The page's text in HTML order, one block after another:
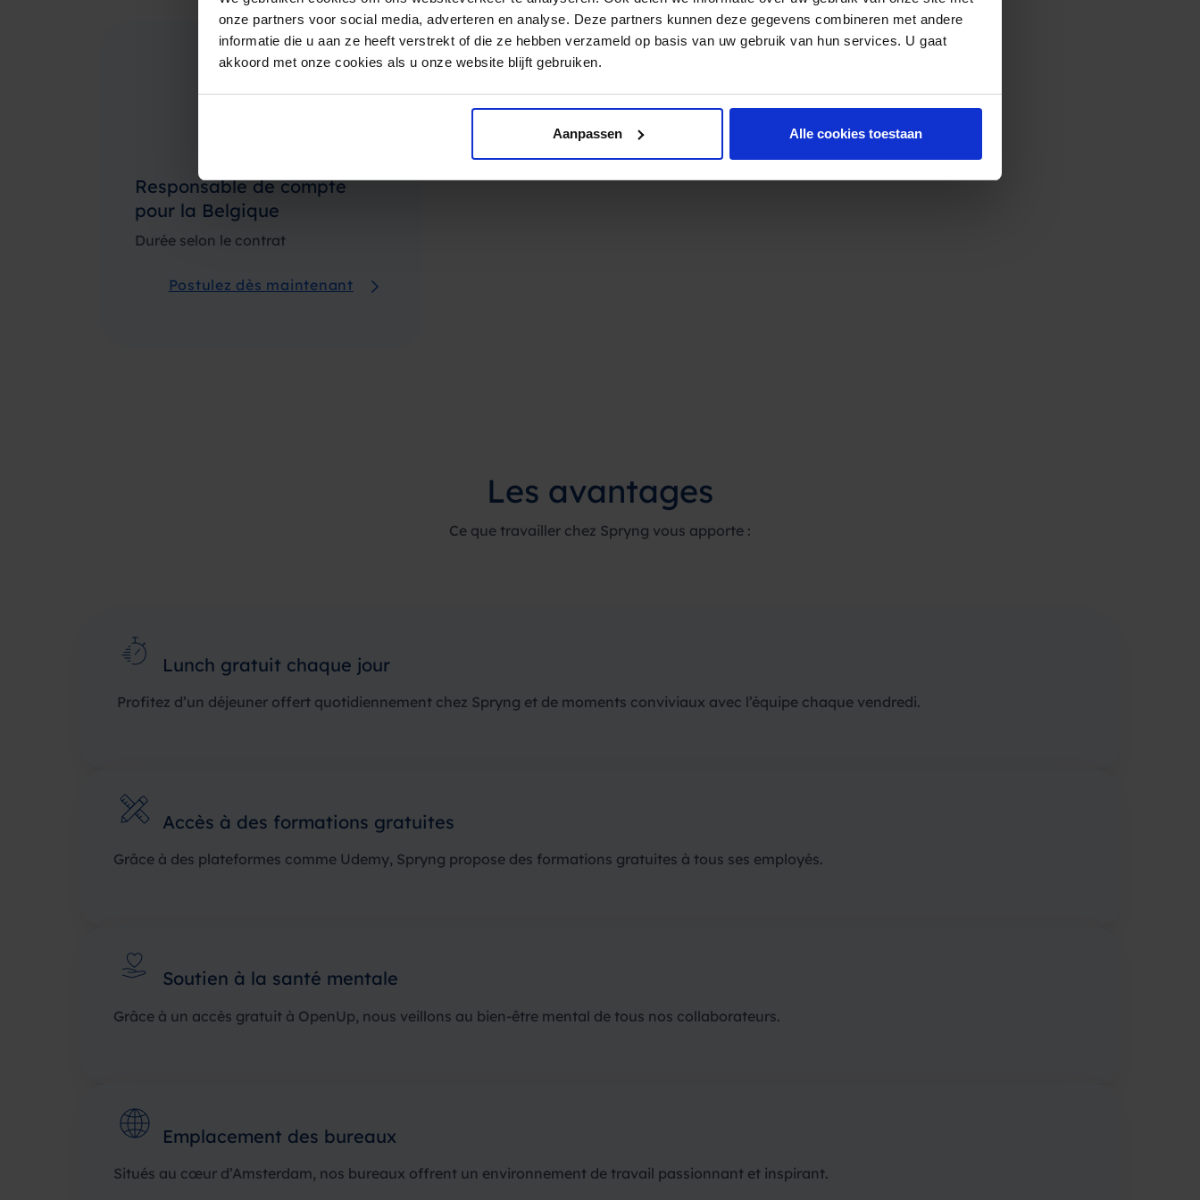
onze partners voor social media, adverteren en analyse. Deze partners kunnen deze gegevens combineren met andere
informatie die u aan ze heeft verstrekt of die ze hebben verzameld op basis van uw gebruik van hun services. U gaat
akkoord met onze cookies als u onze website blijft gebruiken.
Aanpassen Alle cookies toestaan
Responsable de compte
pour la Belgique
Durée selon le contrat
Postulez dès maintenant
Les avantages
Ce que travailler chez Spryng vous apporte :
Lunch gratuit chaque jour
Profitez d’un déjeuner offert quotidiennement chez Spryng et de moments conviviaux avec l’équipe chaque vendredi.
Accès à des formations gratuites
Grâce à des plateformes comme Udemy, Spryng propose des formations gratuites à tous ses employés.
Soutien à la santé mentale
Grâce à un accès gratuit à OpenUp, nous veillons au bien-être mental de tous nos collaborateurs.
Emplacement des bureaux
Situés au cœur d’Amsterdam, nos bureaux offrent un environnement de travail passionnant et inspirant.